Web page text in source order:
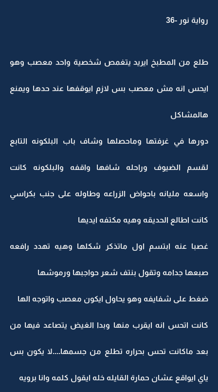
رواية نور -36
طلع من المطبخ ايريد يتغمص شخصية واحد معصب وهو
ايحس انه مش معصب بس لازم ايوقفها عند حدها ويمنع
هالمشاكل
دورها في غرفتها وماحصلها وشاف باب البلكونه التابع
لقسم الضيوف وراحله شافها واقفه والبلكونه كانت
واسعه مليانه باحواض الزراعه وطاوله على جنب بكراسي
كانت اطالع الحديقه وهيه مكتفه ايديها
غصبا عنه ابتسم اول ماتذكر شكلها وهيه تهدد رافعه
صبعها جدامه وتقول بنتف شعر حواجبها ورموشها
ضغط على شفايفه وهو يحاول ايكون معصب واتوجه الها
كانت اتحس انه ايقرب منها وبدا الغيض يتصاعد فيها من
بعد ماكانت تحس بحراره تطلع من جسمها....لا يكون بس
ياي ايواقع عشان حمارة القايله خله ايقول كلمه وانا برويه